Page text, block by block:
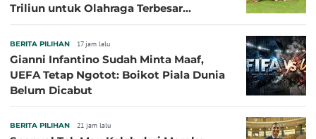
Triliun untuk Olahraga Terbesar
BERITA PILIHAN 17 jam lalu
Gianni Infantino Sudah Minta Maaf,
UEFA Tetap Ngotot: Boikot Piala Dunia
Belum Dicabut
BERITA PILIHAN 21 jam lalu